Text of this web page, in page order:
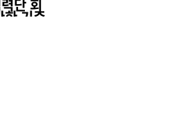
단 회
한 기준